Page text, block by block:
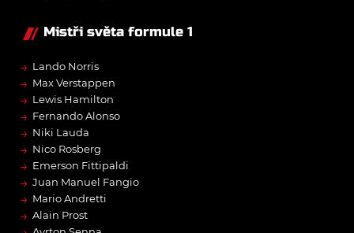
Mistři světa formule 1
→ Lando Norris
→ Max Verstappen
→ Lewis Hamilton
→ Fernando Alonso
→ Niki Lauda
→ Nico Rosberg
→ Emerson Fittipaldi
→ Juan Manuel Fangio
→ Mario Andretti
→ Alain Prost